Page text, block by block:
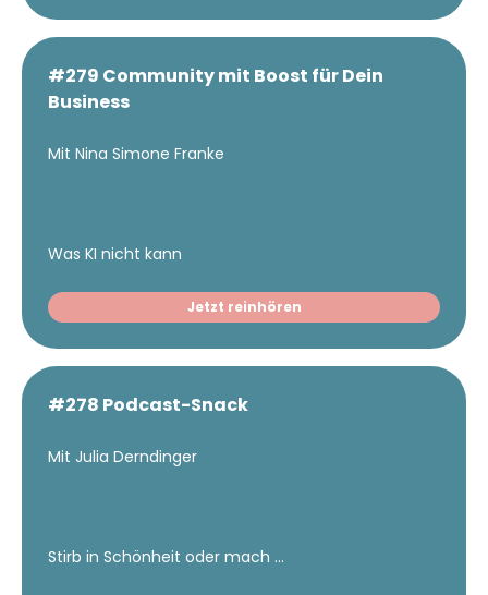
#279 Community mit Boost für Dein
Business
Mit Nina Simone Franke
Was KI nicht kann
Jetzt reinhören
#278 Podcast-Snack
Mit Julia Derndinger
Stirb in Schönheit oder mach ...